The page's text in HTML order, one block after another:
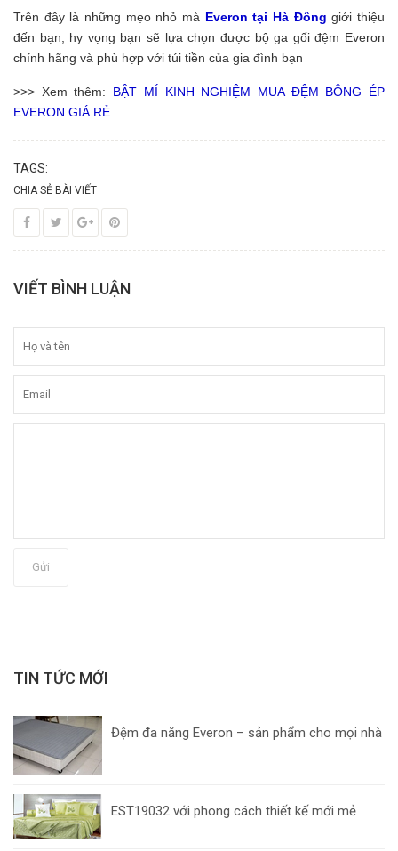
Trên đây là những mẹo nhỏ mà Everon tại Hà Đông giới thiệu
đến bạn, hy vọng bạn sẽ lựa chọn được bộ ga gối đệm Everon
chính hãng và phù hợp với túi tiền của gia đình bạn
>>> Xem thêm: BẬT MÍ KINH NGHIỆM MUA ĐỆM BÔNG ÉP
EVERON GIÁ RẺ
TAGS:
CHIA SẺ BÀI VIẾT
VIẾT BÌNH LUẬN
Gửi
TIN TỨC MỚI
Đệm đa năng Everon – sản phẩm cho mọi nhà
EST19032 với phong cách thiết kế mới mẻ